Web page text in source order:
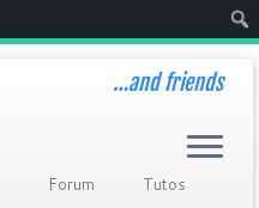
…and friends
Forum
Tutos